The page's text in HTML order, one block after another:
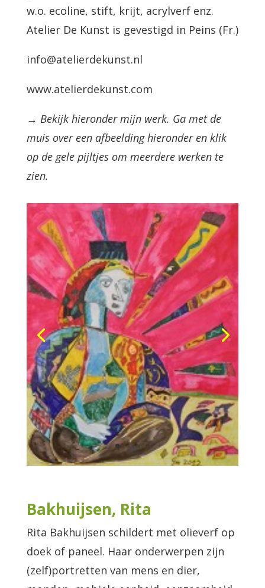
w.o. ecoline, stift, krijt, acrylverf enz.
Atelier De Kunst is gevestigd in Peins (Fr.)
info@atelierdekunst.nl
www.atelierdekunst.com
→ Bekijk hieronder mijn werk. Ga met de
muis over een afbeelding hieronder en klik
op de gele pijltjes om meerdere werken te
zien.
Bakhuijsen, Rita
Rita Bakhuijsen schildert met olieverf op
doek of paneel. Haar onderwerpen zijn
(zelf)portretten van mens en dier,